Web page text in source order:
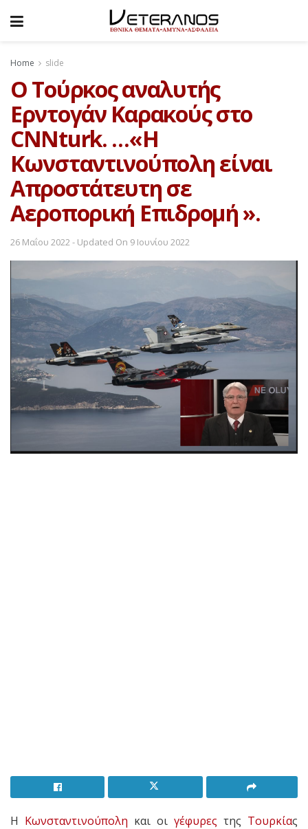
Home slide
O Τούρκος αναλυτής
Ερντογάν Καρακούς στο
CNNturk. …«H
Κωνσταντινούπολη είναι
Απροστάτευτη σε
Αεροπορική Επιδρομή ».
26 Μαΐου 2022 - Updated On 9 Ιουνίου 2022
Η Κωνσταντινούπολη και οι γέφυρες της Τουρκίας